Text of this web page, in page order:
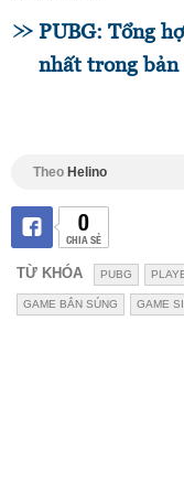
PUBG: Tổng
nhất trong
Theo Helino
0
CHIA SẺ
TỪ KHÓA PUBG
GAME BẮN SÚNG GAME